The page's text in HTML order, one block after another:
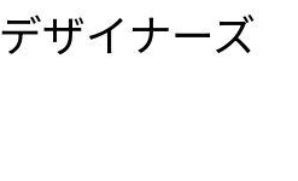
デザイナーズ